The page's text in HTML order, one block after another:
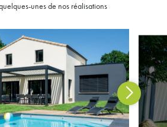
unes de nos réalisations